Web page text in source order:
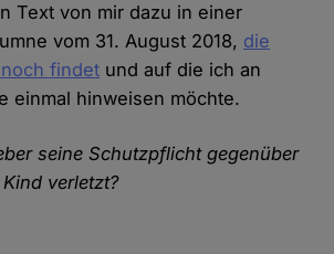
Text von mir dazu in einer
vom 31. August 2018, die
findet und auf die ich an
einmal hinweisen möchte.
seine Schutzpflicht gegenüber
verletzt?